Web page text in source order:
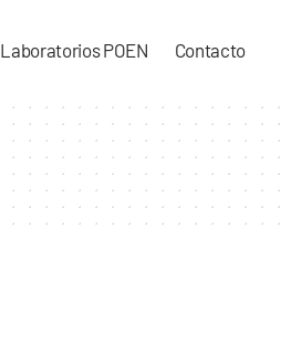
Laboratorios POEN Contacto